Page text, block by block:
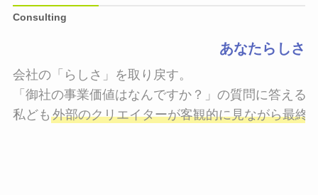
Consulting
あなたらしさ
会社の「らしさ」を取り戻す。
「御社の事業価値はなんですか？」の質問に答える
私ども 外部のクリエイターが客観的に見ながら最終